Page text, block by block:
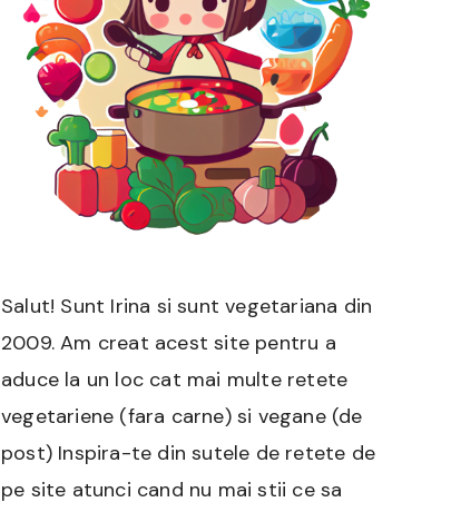
Salut! Sunt Irina si sunt vegetariana din
2009. Am creat acest site pentru a
aduce la un loc cat mai multe retete
vegetariene (fara carne) si vegane (de
post) Inspira-te din sutele de retete de
pe site atunci cand nu mai stii ce sa